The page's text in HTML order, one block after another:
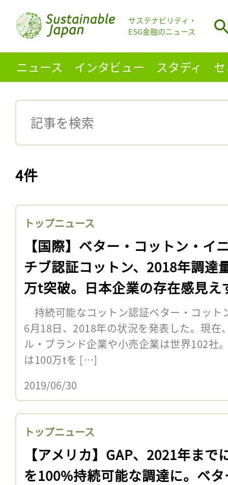
サステナビリティ・
ESG金融のニュース
ニュース インタビュー スタディ
4件
トップニュース
【国際】ベター・コットン・イ
チブ認証コットン、2018年調達
万t突破。日本企業の存在感見え
持続可能なコットン認証ベター・コット
6月18日、2018年の状況を発表した。現在
ル・ブランド企業や小売企業は世界102社
は100万tを […]
2019/06/30
トップニュース
【アメリカ】GAP、2021年まで
を100%持続可能な調達に。ベ